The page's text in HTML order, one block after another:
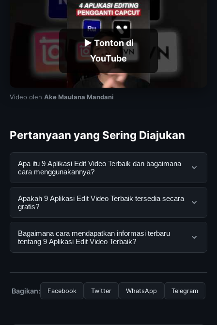
▶ Tonton di
YouTube
Video oleh Ake Maulana Mandani
Pertanyaan yang Sering Diajukan
Apa itu 9 Aplikasi Edit Video Terbaik dan bagaimana
cara menggunakannya?
9 Aplikasi Edit Video Terbaik adalah layanan digital
yang dirancang untuk membantu pengguna
mendapatkan informasi lengkap dan terpercaya. Anda
dapat menggunakannya dengan mengunjungi situs
resmi dan mengikuti panduan yang tersedia.
Apakah 9 Aplikasi Edit Video Terbaik tersedia secara
gratis?
Ya, 9 Aplikasi Edit Video Terbaik dapat diakses secara
gratis oleh semua pengguna. Tidak ada biaya
tersembunyi atau langganan yang diperlukan untuk
Bagaimana cara mendapatkan informasi terbaru
tentang 9 Aplikasi Edit Video Terbaik?
halaman resmi kami secara berkala. Kami selalu
memperbarui konten dengan informasi terkini dan
Bagikan: Facebook Twitter WhatsApp Telegram